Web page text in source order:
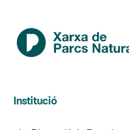
Institució